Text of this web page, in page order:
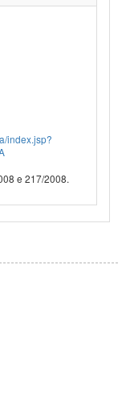
index.jsp?
e 217/2008.